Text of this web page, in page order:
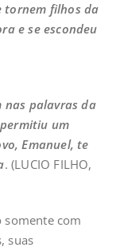
tornem filhos da
e se escondeu
nas palavras da
um
Emanuel, te
. (LUCIO FILHO,
somente com
suas